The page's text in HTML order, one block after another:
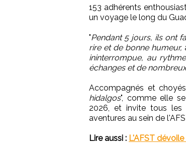
153 adhérents
un voyage le long du
"Pendant 5 jours, ils ont
rire et de bonne humeur,
ininterrompue, au
échanges et de
Accompagnés et
hidalgos", comme elle
2026, et invite tous les
aventures au sein de
Lire aussi : L'AFST